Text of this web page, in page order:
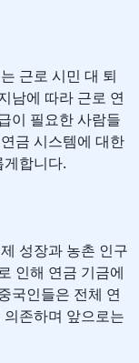
근로 시민 대 퇴
남에 따라 근로 연
이 필요한 사람들
금 시스템에 대한
합니다.
성장과 농촌 인구
인해 연금 기금에
국인들은 전체 연
존하며 앞으로는